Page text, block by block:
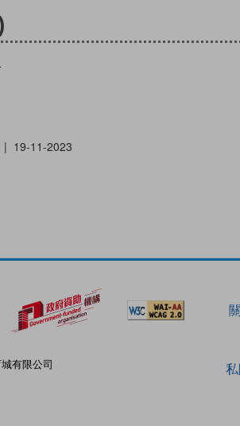
| 19-11-2023
有限公司